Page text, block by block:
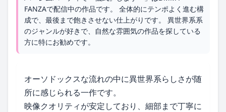
FANZAで配信中の作品です。 全体的にテンポよく進む構
成で、最後まで飽きさせない仕上がりです。 異世界系系
のジャンルが好きで、自然な雰囲気の作品を探している
方に特にお勧めです。
オーソドックスな流れの中に異世界系らしさが随
所に感じられる一作です。
映像クオリティが安定しており、細部まで丁寧に